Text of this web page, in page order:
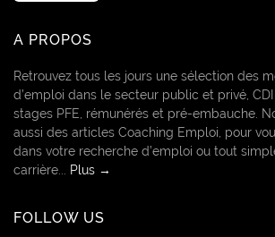
A PROPOS
Retrouvez tous les jours une sélection des
d’emploi dans le secteur public et privé,
stages PFE, rémunérés et pré-embauche.
aussi des articles Coaching Emploi, pour
dans votre recherche d’emploi ou tout
carrière...
Plus →
FOLLOW US